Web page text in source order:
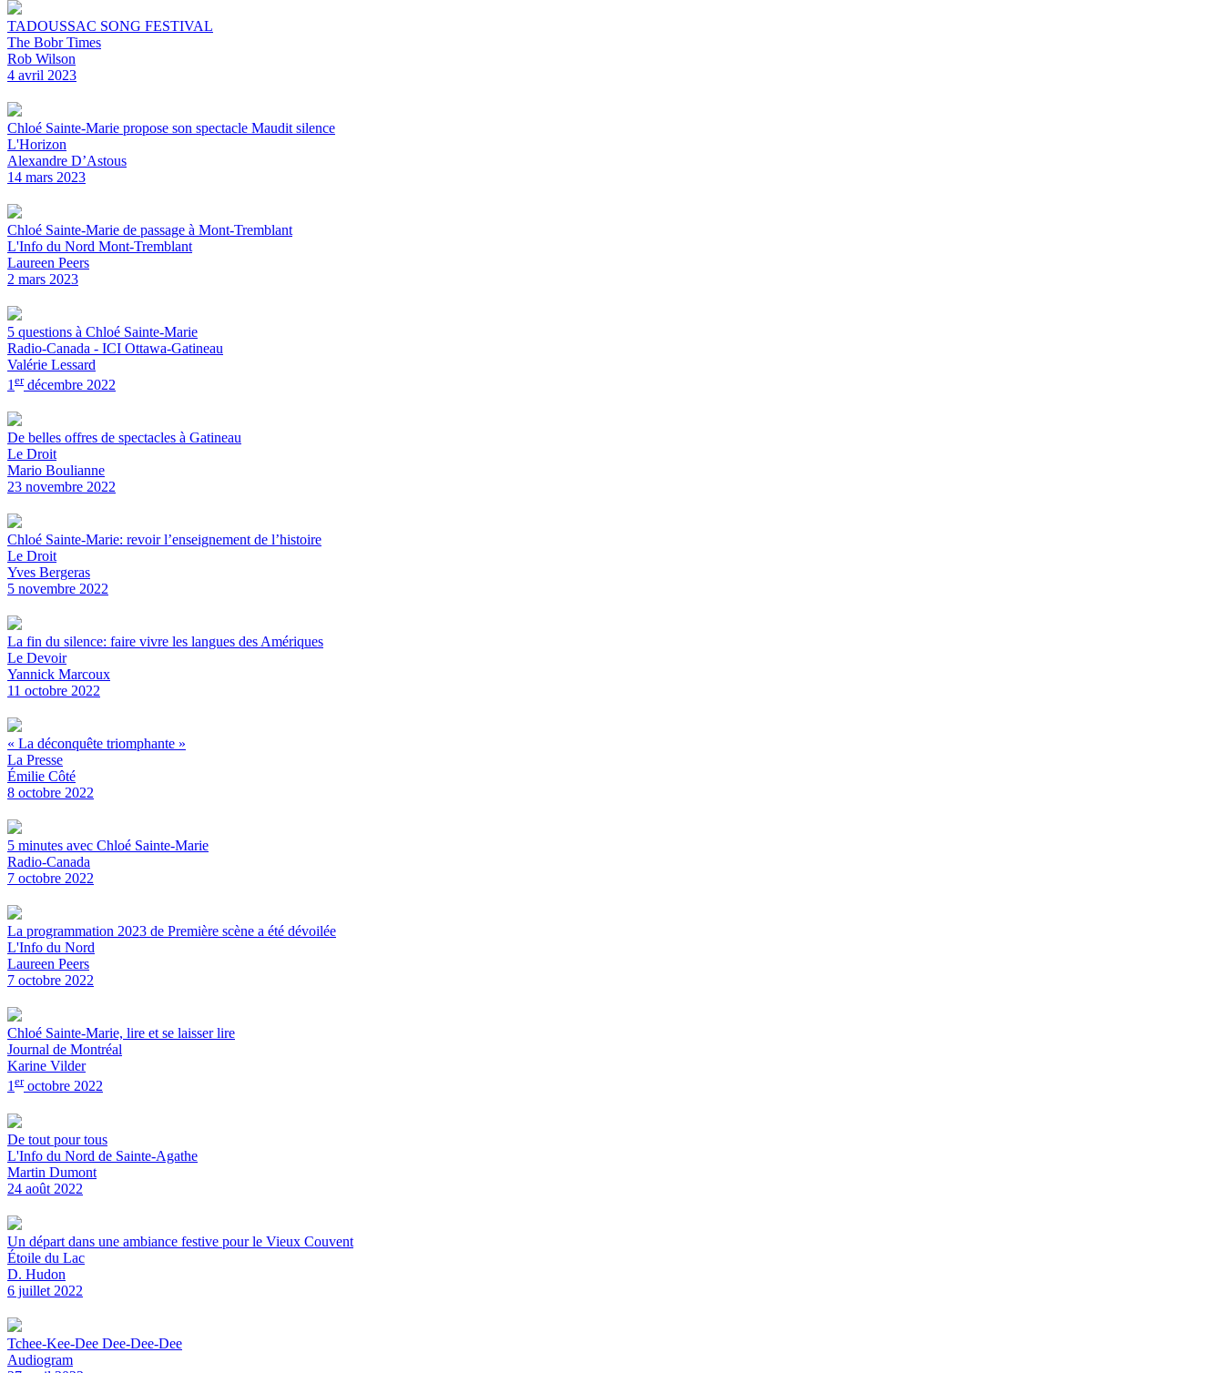
TADOUSSAC SONG FESTIVAL
The Bobr Times
Rob Wilson
4 avril 2023
Chloé Sainte-Marie propose son spectacle Maudit silence
L'Horizon
Alexandre D’Astous
14 mars 2023
Chloé Sainte-Marie de passage à Mont-Tremblant
L'Info du Nord Mont-Tremblant
Laureen Peers
2 mars 2023
5 questions à Chloé Sainte-Marie
Radio-Canada - ICI Ottawa-Gatineau
Valérie Lessard
1 erdécembre 2022
De belles offres de spectacles à Gatineau
Le Droit
Mario Boulianne
23 novembre 2022
Chloé Sainte-Marie: revoir l’enseignement de l’histoire
Le Droit
Yves Bergeras
5 novembre 2022
La fin du silence: faire vivre les langues des Amériques
Le Devoir
Yannick Marcoux
11 octobre 2022
« La déconquête triomphante »
La Presse
Émilie Côté
8 octobre 2022
5 minutes avec Chloé Sainte-Marie
Radio-Canada
7 octobre 2022
La programmation 2023 de Première scène a été dévoilée
L'Info du Nord
Laureen Peers
7 octobre 2022
Chloé Sainte-Marie, lire et se laisser lire
Journal de Montréal
Karine Vilder
1eroctobre 2022
De tout pour tous
L'Info du Nord de Sainte-Agathe
Martin Dumont
24 août 2022
Un départ dans une ambiance festive pour le Vieux Couvent
Étoile du Lac
D. Hudon
6 juillet 2022
Tchee-Kee-Dee Dee-Dee-Dee
Audiogram